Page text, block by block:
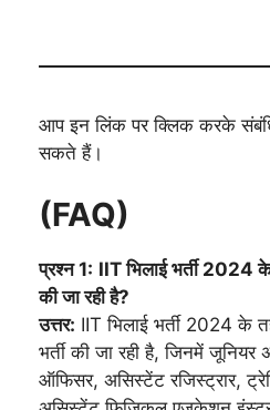
आप इन लिंक पर क्लिक करके
सकते हैं।
(FAQ)
प्रश्न 1: IIT भिलाई भर्ती 2024
की जा रही है?
उत्तर: IIT भिलाई भर्ती 2024 के
भर्ती की जा रही है, जिनमें
ऑफिसर, असिस्टेंट रजिस्ट्रार,